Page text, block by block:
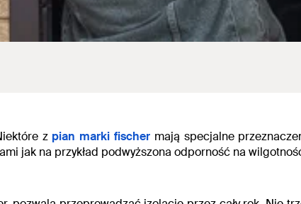
z pian marki fischer mają specjalne
jak na przykład podwyższona odporność na